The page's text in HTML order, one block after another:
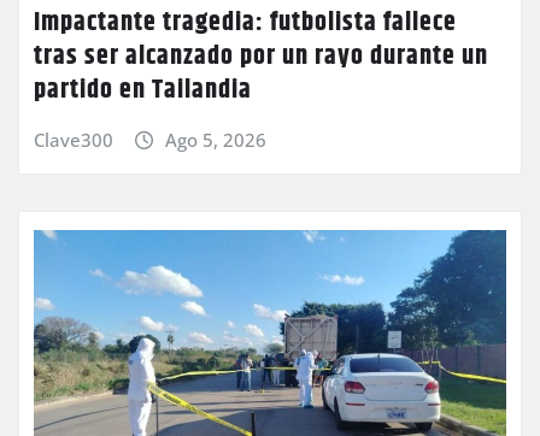
Impactante tragedia: futbolista fallece
tras ser alcanzado por un rayo durante un
partido en Tailandia
Clave300 Ago 5, 2026